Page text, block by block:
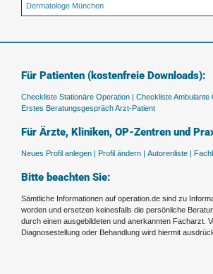
Dermatologe München
Für Patienten (kostenfreie Downloads):
Checkliste Stationäre Operation | Checkliste Ambulante
Erstes Beratungsgespräch Arzt-Patient
Für Ärzte, Kliniken, OP-Zentren und
Neues Profil anlegen | Profil ändern | Autorenliste |
Bitte beachten Sie:
Sämtliche Informationen auf operation.de sind zu
worden und ersetzen keinesfalls die persönliche
durch einen ausgebildeten und anerkannten Facharzt.
Diagnosestellung oder Behandlung wird hiermit